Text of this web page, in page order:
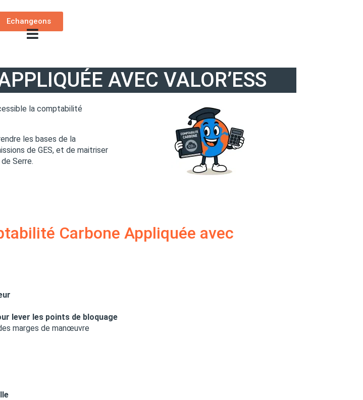
Echangeons
AVEC VALOR’ESS
la comptabilité
les bases de la
de GES, et de maitriser
Serre.
Carbone Appliquée avec
lever les points de bloquage
marges de manœuvre